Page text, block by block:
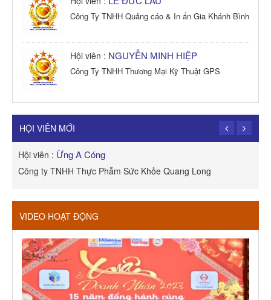
Công Ty TNHH Quảng cáo & In ấn Gia Khánh Bình
Hội viên : NGUYỄN MINH HIỆP
Công Ty TNHH Thương Mại Kỹ Thuật GPS
Công Ty TNHH Dịch vụ Cuộc Sống Hạnh Phúc
HỘI VIÊN MỚI
Hội viên : Ừng A Cóng
Công ty TNHH Thực Phẫm Sức Khỏe Quang Long
VIDEO HOẠT ĐỘNG